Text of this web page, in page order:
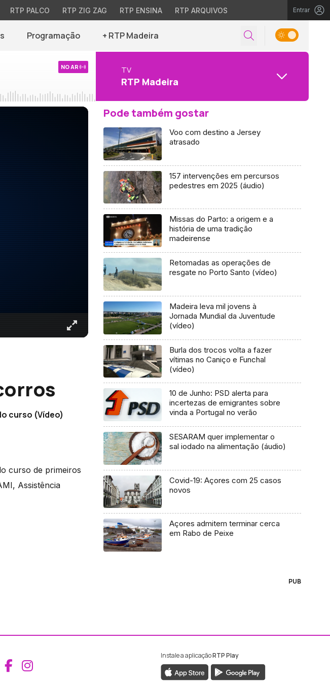
RTP PALCO RTP ZIG ZAG RTP ENSINA RTP ARQUIVOS Entrar
Programação + RTP Madeira
NO AR TV
RTP Madeira
curso (Vídeo)
curso de primeiros
Assistência
Pode também gostar
Voo com destino a Jersey
atrasado
157 intervenções em percursos
pedestres em 2025 (áudio)
Missas do Parto: a origem e a
história de uma tradição
madeirense
Retomadas as operações de
resgate no Porto Santo (vídeo)
Madeira leva mil jovens à
Jornada Mundial da Juventude
(vídeo)
Burla dos trocos volta a fazer
vítimas no Caniço e Funchal
(vídeo)
10 de Junho: PSD alerta para
incertezas de emigrantes sobre
vinda a Portugal no verão
SESARAM quer implementar o
sal iodado na alimentação (áudio)
Covid-19: Açores com 25 casos
novos
Açores admitem terminar cerca
em Rabo de Peixe
PUB
Aceder ao Facebook da RTP Madeira
Aceder ao Instagram da RTP Madeira
Instale a aplicaçãoRTP Play